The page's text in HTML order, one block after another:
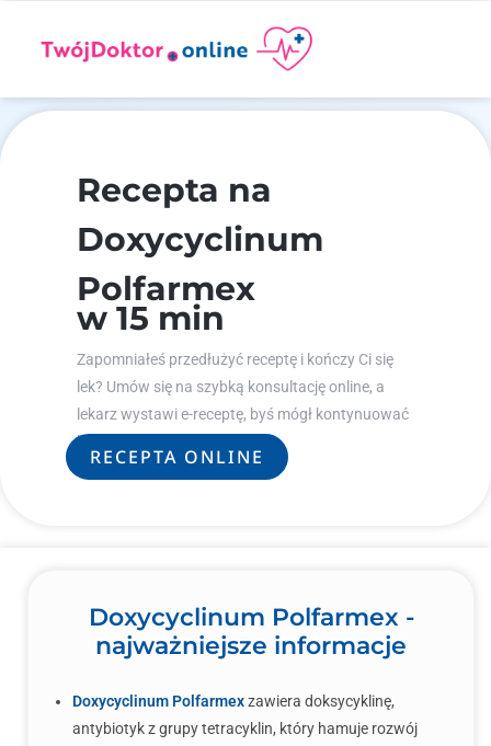
Recepta na
Doxycyclinum
Polfarmex
w 15 min
Zapomniałeś przedłużyć receptę i kończy Ci się
lek? Umów się na szybką konsultację online, a
lekarz wystawi e-receptę, byś mógł kontynuować
leczenie.
RECEPTA ONLINE
Doxycyclinum Polfarmex -
najważniejsze informacje
Doxycyclinum Polfarmexzawiera doksycyklinę,
antybiotyk z grupy tetracyklin, który hamuje rozwój